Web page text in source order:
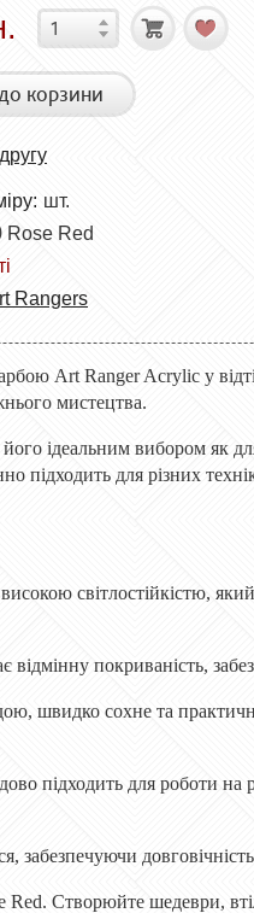
корзини
шт.
Rose Red
Rangers
Art Ranger Acrylic у
мистецтва.
ідеальним вибором як
підходить для різних
світлостійкістю,
відмінну покриваність,
швидко сохне та
підходить для роботи
забезпечуючи
Створюйте шедеври,